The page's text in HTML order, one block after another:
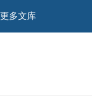
更多文库